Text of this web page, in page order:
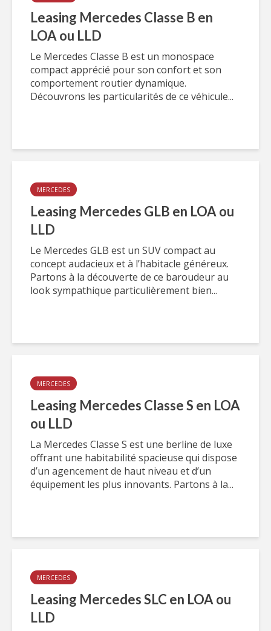
Leasing Mercedes Classe B en
LOA ou LLD
Le Mercedes Classe B est un monospace
compact apprécié pour son confort et son
comportement routier dynamique.
Découvrons les particularités de ce véhicule...
MERCEDES
Leasing Mercedes GLB en LOA ou
LLD
Le Mercedes GLB est un SUV compact au
concept audacieux et à l’habitacle généreux.
Partons à la découverte de ce baroudeur au
look sympathique particulièrement bien...
MERCEDES
Leasing Mercedes Classe S en LOA
ou LLD
La Mercedes Classe S est une berline de luxe
offrant une habitabilité spacieuse qui dispose
d’un agencement de haut niveau et d’un
équipement les plus innovants. Partons à la...
MERCEDES
Leasing Mercedes SLC en LOA ou
LLD